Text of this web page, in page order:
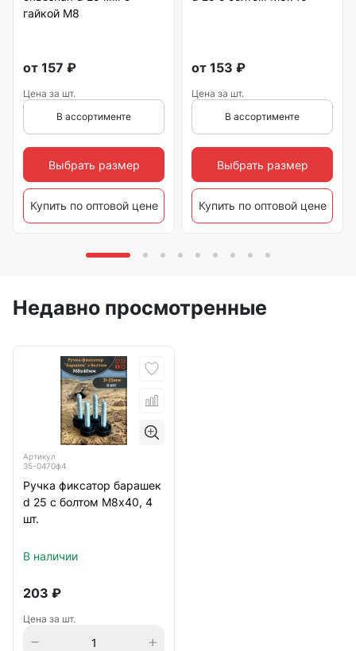
гайкой М8
от 157 ₽
Цена за шт.
В ассортименте
Выбрать размер
Купить по оптовой цене
от 153 ₽
Цена за шт.
В ассортименте
Выбрать размер
Купить по оптовой цене
Недавно просмотренные
Артикул
35-0470ф4
Ручка фиксатор барашек
d 25 с болтом М8х40, 4
шт.
В наличии
203 ₽
Цена за шт.